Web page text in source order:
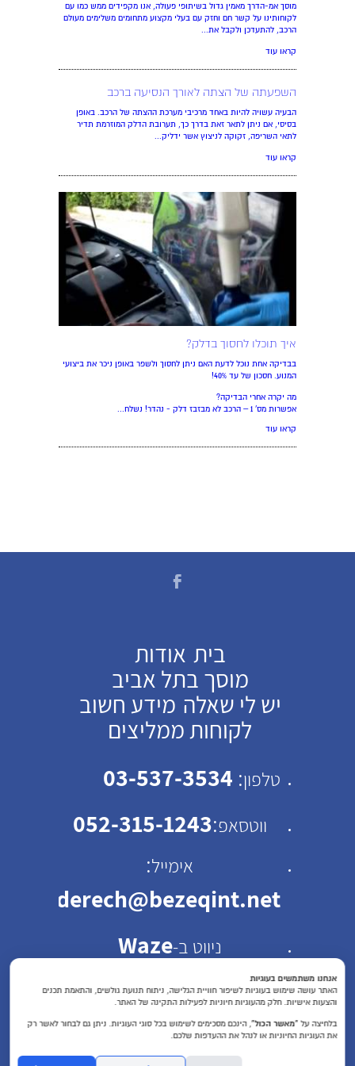
מוסך אמ-הדרך מאמין גדול בשיתופי פעולה, אנו מקפידים ממש כמו עם
לקוחותינו על קשר חם וחזק עם בעלי מקצוע מתחומים משלימים מעולם
הרכב, להתעדכן ולקבל את...
קראו עוד
השפעתה של הצתה לאורך הנסיעה ברכב
הבעיה עשויה להיות באחד מרכיבי מערכת ההצתה של הרכב. באופן
בסיסי, אם ניתן לתאר זאת בדרך כך, תערובת הדלק המוזרמת תדיר
לתאי השריפה, זקוקה לניצוץ אשר ידליק...
קראו עוד
איך תוכלו לחסוך בדלק?
בבדיקה אחת נוכל לדעת האם ניתן לחסוך ולשפר באופן ניכר את ביצועי
המנוע. חסכון של עד 40%!
מה יקרה אחרי הבדיקה?
אפשרות מס' 1 – הרכב לא מבזבז דלק - נהדר! נשלח...
קראו עוד
בית אודות
מוסך בתל אביב
יש לי שאלה מידע חשוב
לקוחות ממליצים
טלפון:
03-537-3534
ווטסאפ:
052-315-1243
אימייל:
ניווט ב-Waze
כתובת: רחוב ישראל ב"ק
30 תל אביב
שעות פעילות : א'-ה'
אנחנו משתמשים בעוגיות
האתר עושה שימוש בעוגיות לשיפור חוויית הגלישה, ניתוח תנועת גולשים, והתאמת תכנים
והצעות אישיות. חלק מהעוגיות חיוניות לפעילות התקינה של האתר.
בלחיצה על “מאשר הכול”, הינכם מסכימים לשימוש בכל סוגי העוגיות. ניתן גם לבחור לאשר רק
את העוגיות החיוניות או לנהל את ההעדפות שלכם.